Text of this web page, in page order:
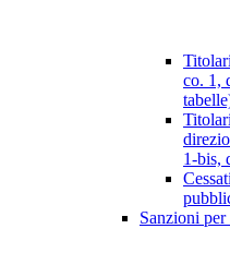
co. 1,
1-bis,
Sanzioni